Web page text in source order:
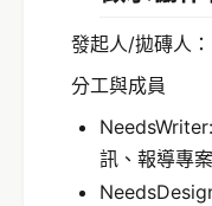
發起人/拋磚人：
分工與成員
訊、報導專案